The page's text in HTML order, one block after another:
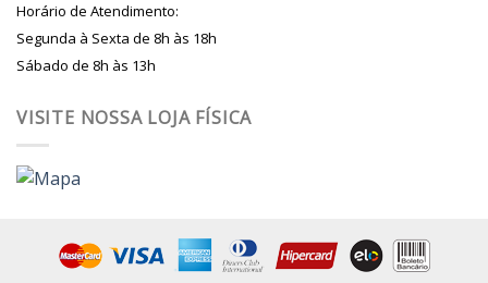
Horário de Atendimento:
Segunda à Sexta de 8h às 18h
Sábado de 8h às 13h
VISITE NOSSA LOJA FÍSICA